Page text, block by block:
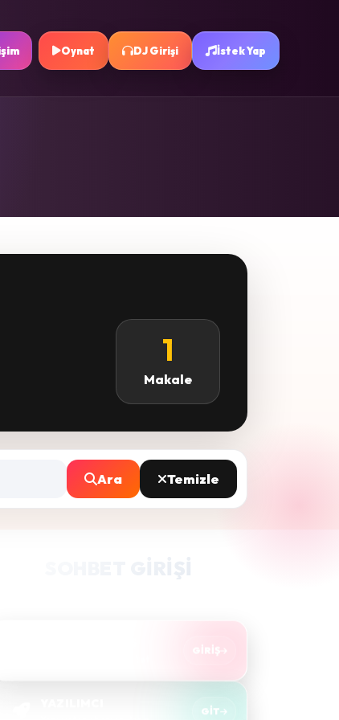
Oynat DJ Girişi İstek Yap
1
Makale
Ara Temizle
GIRIŞ
GIT